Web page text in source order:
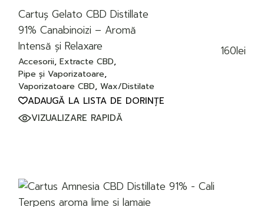
Cartuș Gelato CBD Distillate
91% Canabinoizi – Aromă
Intensă și Relaxare
Accesorii Extracte CBD
Pipe și Vaporizatoare
Vaporizatoare CBD Wax/Distilate
160lei
ADAUGĂ LA LISTA DE DORINȚE
VIZUALIZARE RAPIDĂ